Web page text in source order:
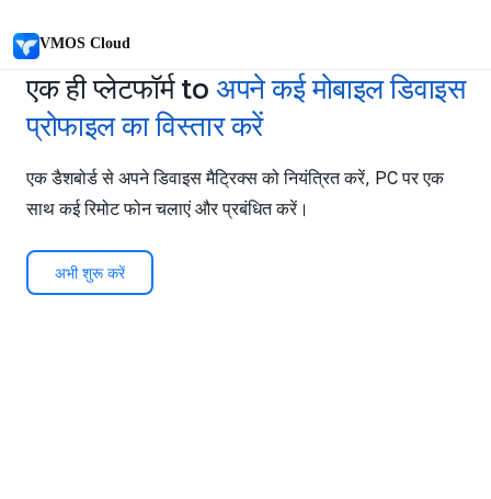
VMOS Cloud
एक ही प्लेटफॉर्मto अपने कई मोबाइल डिवाइस
प्रोफाइल का विस्तार करें
एक डैशबोर्ड से अपने डिवाइस मैट्रिक्स को नियंत्रित करें, PC पर एक
साथ कई रिमोट फोन चलाएं और प्रबंधित करें।
अभी शुरू करें